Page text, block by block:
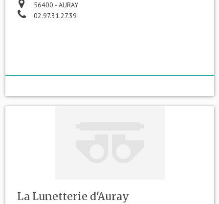
56400 - AURAY
02.97.31.27.39
La Lunetterie d'Auray